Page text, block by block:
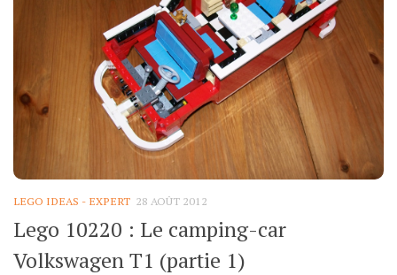
LEGO IDEAS - EXPERT 28 AOÛT 2012
Lego 10220 : Le camping-car
Volkswagen T1 (partie 1)